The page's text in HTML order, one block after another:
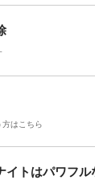
方はこちら
イトはパワフル